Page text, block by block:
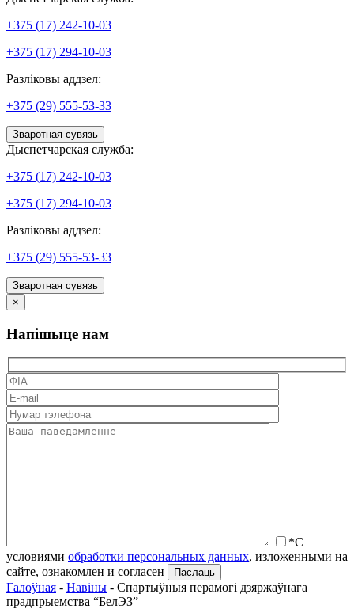
+375 (17) 242-10-03
+375 (17) 294-10-03
Разліковы аддзел:
+375 (29) 555-53-33
Зваротная сувязь
Дыспетчарская служба:
+375 (17) 242-10-03
+375 (17) 294-10-03
Разліковы аддзел:
+375 (29) 555-53-33
Зваротная сувязь
×
Напішыце нам
*С
условиями обработки персональных данных, изложенными на
сайте, ознакомлен и согласен
Галоўная - Навіны - Спартыўныя перамогі дзяржаўнага
прадпрыемства “БелЭЗ”